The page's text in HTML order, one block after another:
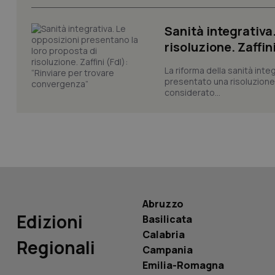
Sanità
risoluzione.
La riforma della sanità
presentato una
considerato...
Edizioni
Regionali
Abruzzo
Basilicata
Calabria
Campania
Emilia-Romagna
tracking-enable
tracking-sites-